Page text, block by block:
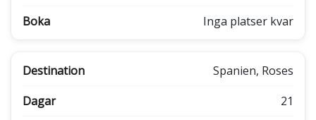
Inga platser kvar
Spanien, Roses
21